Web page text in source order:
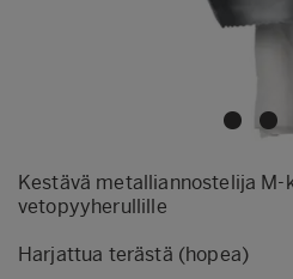
Kestävä metalliannostelija M-
vetopyyherullille
Harjattua terästä (hopea)